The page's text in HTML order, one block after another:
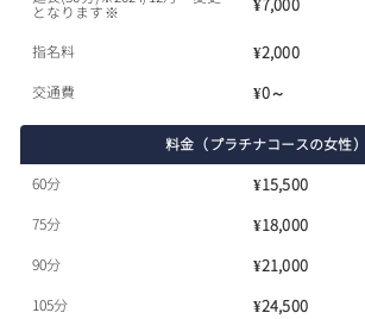
となります※ ¥7,000
指名料 ¥2,000
交通費 ¥0～
料金（プラチナコースの女性）
60分
¥15,500
75分 ¥18,000
90分 ¥21,000
105分 ¥24,500